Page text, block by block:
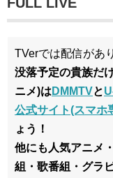
TVerでは配信があ
没落予定の貴族だ
ニメ)は DMMTVと
公式サイト(スマホ
ょう！
他にも人気アニメ
組・歌番組・グラ